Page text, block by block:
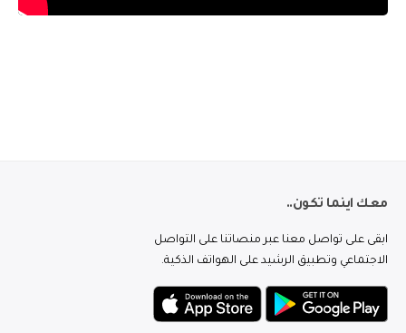
معك اينما تكون..
ابقى على تواصل معنا عبر منصاتنا على التواصل
الاجتماعي وتطبيق الرشيد على الهواتف الذكية.